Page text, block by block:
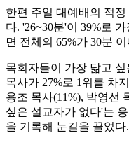
한편 주일 대예배의 적
다. '26~30분'이 39%로
면 전체의 65%가 30분
목회자들이 가장 닮고
목사가 27%로 1위를 차
용조 목사(11%), 박영선
싶은 설교자가 없다'는
을 기록해 눈길을 끌었다.